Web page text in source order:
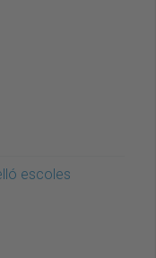
escoles